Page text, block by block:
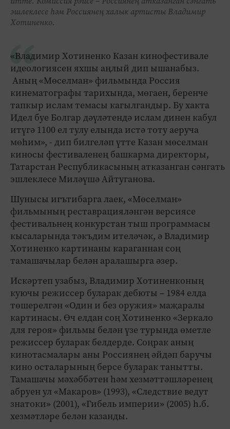
эшлеклесе һәм Россиянең халык артисты Владимир
Хотиненко.
«Владимир Хотиненко Казан кинофестивале
идеологиясен яхшы аңлый дип ышанабыз.
Аның «Мөселман» фильмында Россия
кинематографы тарихында, мөгаен, беренче
тапкыр ислам темасы кагылгандыр. Бу хакта
Идел буе Болгар дәүләтендә ислам динен кабул
итүгә 1100 ел тулу елында истә тоту аеруча
мөһим», - дип билгеләп үтте Казан мөселман
киносы фестиваленең башкарма директоры,
Татарстан Республикасының атказанган сәнгать
эшлеклесе Миләүшә Айтуганова.
Шунысы игътибарга лаек, «Мөселман»
фильмының реставрацияләнгән версиясе
фестивальнең конкурстан тыш программасы
кысаларында тәкъдим ителәчәк, ә Владимир
Хотиненко картинаны караганнан соң
тамашачылар белән аралашырга әзер.
Искәртеп узабыз, Владимир Хотиненконың
куючы режиссер буларак дебюты – 1984 елда
төшерелгән «Один и без оружия» маҗаралы
картинасы. Өч елдан соң Хотиненко «Зеркало
для героя» фильмы белән үзе турында өметле
режиссер буларак белдерде. Соңрак аның
кинотасмалары аны Россиянең әйдәп баручы
кино осталарының берсе буларак танытты.
Тамашачы мәхәббәтен һәм хезмәттәшләренең
абруен ул «Макаров» (1993), «Следствие ведут
знатоки» (2001), «Гибель империи» (2005) һ.б.
хезмәтләре белән казанды.